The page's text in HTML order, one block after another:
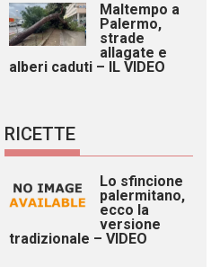
Maltempo a
Palermo,
strade
allagate e
alberi caduti – IL VIDEO
RICETTE
Lo sfincione
palermitano,
ecco la
versione
tradizionale – VIDEO